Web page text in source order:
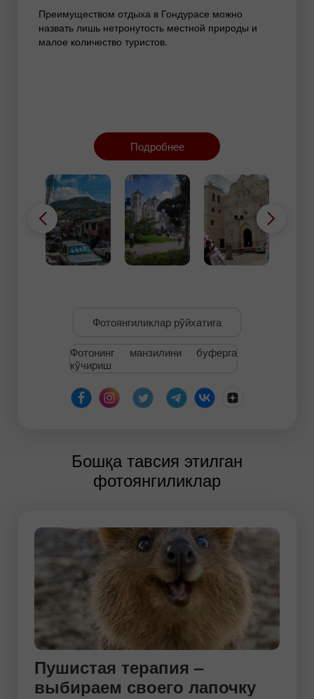
Преимуществом отдыха в Гондурасе можно
назвать лишь нетронутость местной природы и
малое количество туристов.
Подробнее
Фотоянгиликлар рўйхатига
Фотонинг манзилини буферга
кўчириш
Бошқа тавсия этилган
фотоянгиликлар
Пушистая терапия –
выбираем своего лапочку